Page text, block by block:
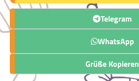
Telegram
WhatsApp
Grüße Kopieren